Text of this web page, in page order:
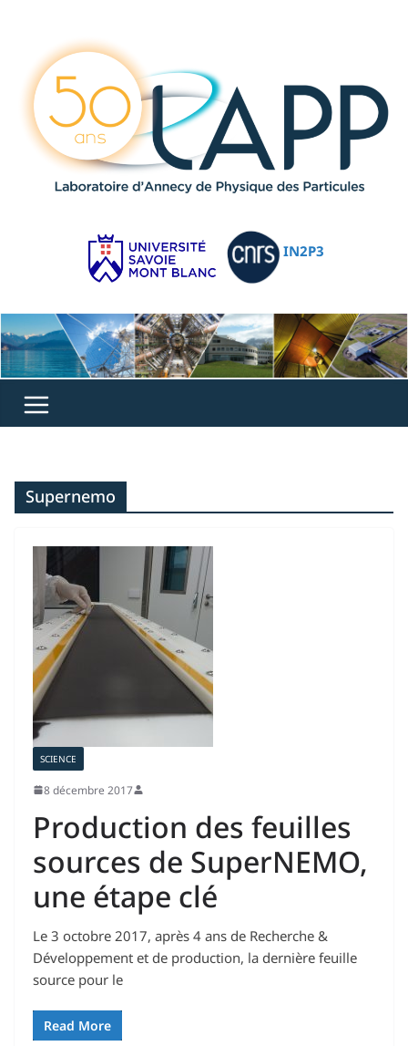
IN2P3
Supernemo
SCIENCE
8 décembre 2017
Production des feuilles
sources de SuperNEMO,
une étape clé
Le 3 octobre 2017, après 4 ans de Recherche &
Développement et de production, la dernière feuille
source pour le
Read More